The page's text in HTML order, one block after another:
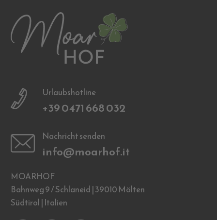
Urlaubshotline
+39 0471 668 032
Nachricht senden
info@moarhof.it
MOARHOF
Bahnweg 9 / Schlaneid | 39010 Mölten
Südtirol | Italien